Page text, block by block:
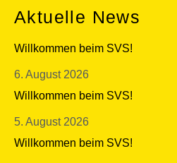
Aktuelle News
Willkommen beim SVS!
6. August 2026
Willkommen beim SVS!
5. August 2026
Willkommen beim SVS!